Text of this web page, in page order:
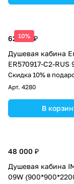
10%
62 685 ₽
Душевая кабина
ER570917-C2-RUS
Скидка 10% в
Арт. 4280
В
48 000 ₽
Душевая кабина
09W